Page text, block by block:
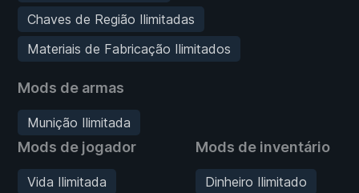
Chaves de Região Ilimitadas
Materiais de Fabricação Ilimitados
Mods de armas
Munição Ilimitada
Mods de jogador
Vida Ilimitada
Mods de inventário
Dinheiro Ilimitado